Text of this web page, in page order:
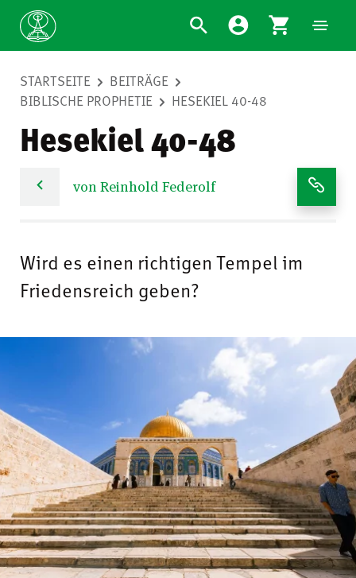
STARTSEITE
BEITRÄGE
BIBLISCHE PROPHETIE
HESEKIEL 40-48
Hesekiel 40-48
von Reinhold Federolf
Wird es einen richtigen Tempel im
Friedensreich geben?